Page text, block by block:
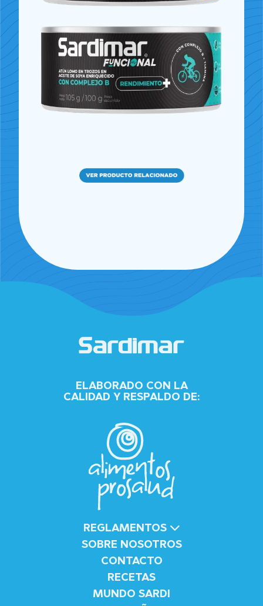
ELABORADO CON LA
CALIDAD Y RESPALDO DE:
REGLAMENTOS
SOBRE NOSOTROS
CONTACTO
RECETAS
MUNDO SARDI